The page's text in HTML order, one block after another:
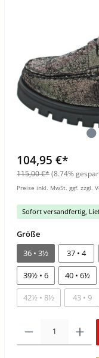
104,95 €*
115,00 €*(8.74%
Preise inkl. MwSt. ggf. zzgl.
Sofort versandfertig,
Größe
36 • 3½
37 • 4
39½ • 6 40 • 6½
42½ • 8½ 43 • 9